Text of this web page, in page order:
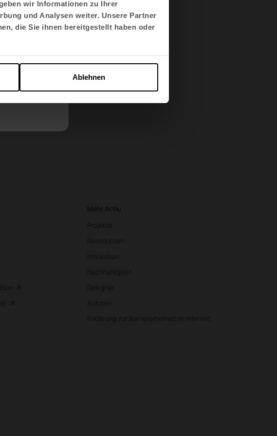
wir Informationen zu Ihrer
und Analysen weiter. Unsere Partner
die Sie ihnen bereitgestellt haben oder
Ablehnen
und Umwelt
nach internationalen Standards
ökologisch verantwortlich
Mehr Actiu
Projekte
Ressourcen
Innovation
Nachhaltigkeit
Designer
Autoren
Erklärung zur Barrierefreiheit im Internet